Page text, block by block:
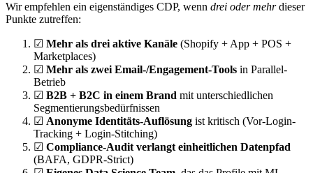
Wir empfehlen ein eigenständiges CDP, wenn drei oder mehrdieser
Punkte zutreffen:
☑ Mehr als drei aktive Kanäle (Shopify + App + POS +
Marketplaces)
☑ Mehr als zwei Email-/Engagement-Tools in Parallel-
Betrieb
☑ B2B + B2C in einem Brand mit unterschiedlichen
Segmentierungsbedürfnissen
☑ Anonyme Identitäts-Auflösung ist kritisch (Vor-Login-
Tracking + Login-Stitching)
☑ Compliance-Audit verlangt einheitlichen Datenpfad
(BAFA, GDPR-Strict)